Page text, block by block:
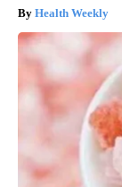
Health Weekly